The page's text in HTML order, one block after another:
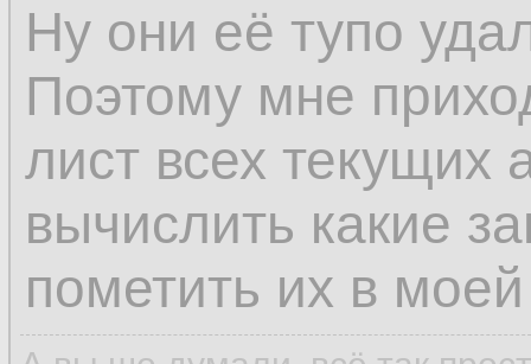
Ну они её тупо
Поэтому мне
лист всех текущих
вычислить какие
пометить их в